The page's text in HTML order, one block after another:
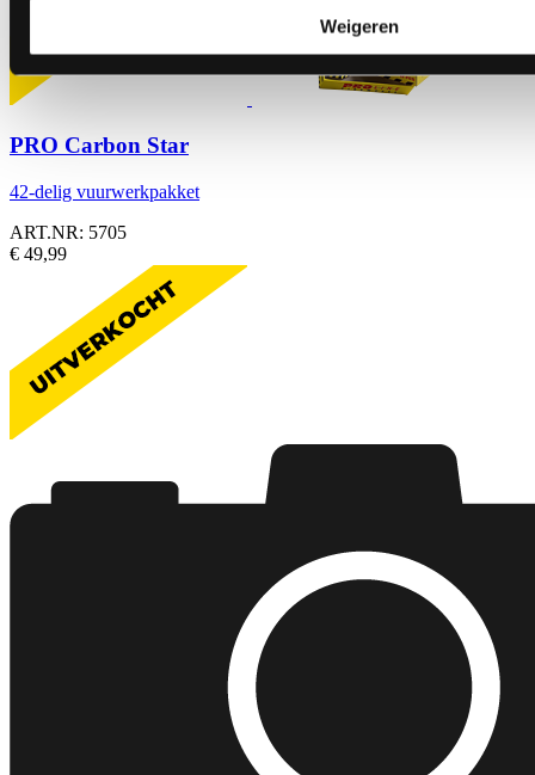
Weigeren
PRO Carbon Star
42-delig vuurwerkpakket
ART.NR: 5705
€ 49,99